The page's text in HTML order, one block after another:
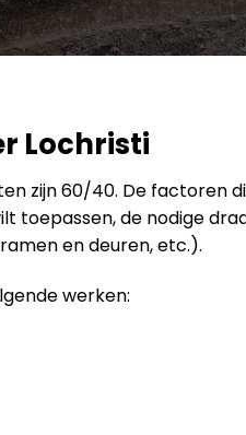
Lochristi
zijn 60/40. De factoren
toepassen, de nodige
en deuren, etc.).
werken: